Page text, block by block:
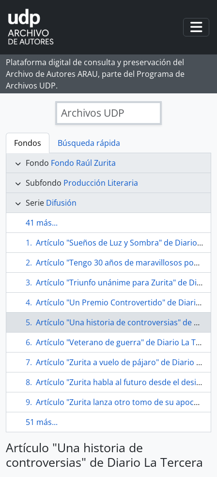
Skip to main content
Plataforma digital de consulta y preservación del
Archivo de Autores ARAU, parte del Programa de
Archivos UDP.
Archivos UDP
Fondos
Búsqueda rápida
Fondo Fondo Raúl Zurita
Subfondo Producción Literaria
Serie Difusión
41 más...
Artículo "Sueños de Luz y Sombra" de Diario El Mercurio
Artículo "Tengo 30 años de maravillosos poemas y no sólo uno al Presidente" de Diario La Tercera
Artículo "Triunfo unánime para Zurita" de Diario La Nación
Artículo "Un Premio Controvertido" de Diario El Mercurio
Artículo "Una historia de controversias" de Diario La Tercera
Artículo "Veterano de guerra" de Diario La Tercera
Artículo "Zurita a vuelo de pájaro" de Diario La Nación
Artículo "Zurita habla al futuro desde el desierto" de Diario La Nación
Artículo "Zurita lanza otro tomo de su apocalíptica obra biográfica" de Diario La Tercera
51 más...
Artículo "Una historia de
controversias" de Diario La Tercera